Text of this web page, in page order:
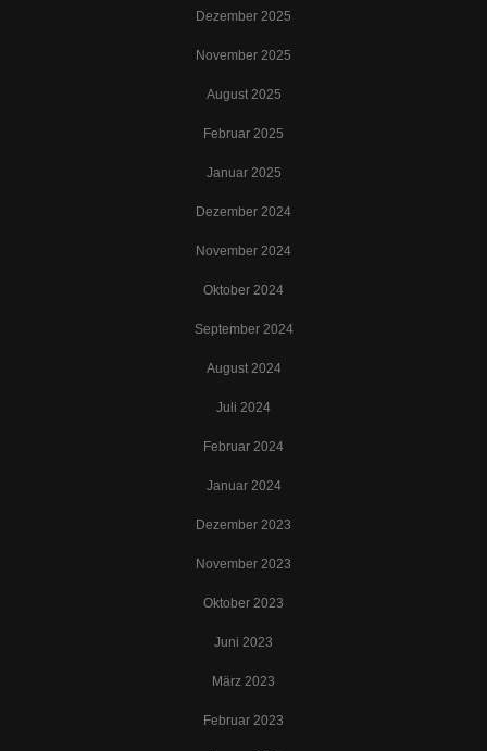
Dezember 2025
November 2025
August 2025
Februar 2025
Januar 2025
Dezember 2024
November 2024
Oktober 2024
September 2024
August 2024
Juli 2024
Februar 2024
Januar 2024
Dezember 2023
November 2023
Oktober 2023
Juni 2023
März 2023
Februar 2023